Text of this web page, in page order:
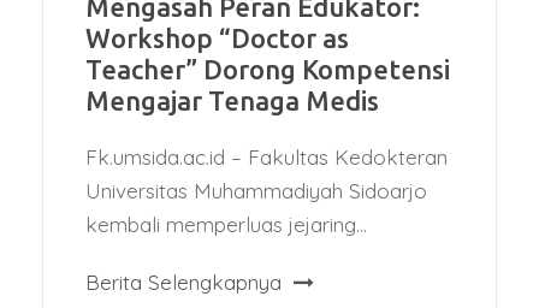
Mengasah Peran Edukator:
Workshop “Doctor as
Teacher” Dorong Kompetensi
Mengajar Tenaga Medis
Fk.umsida.ac.id – Fakultas Kedokteran
Universitas Muhammadiyah Sidoarjo
kembali memperluas jejaring...
Berita Selengkapnya